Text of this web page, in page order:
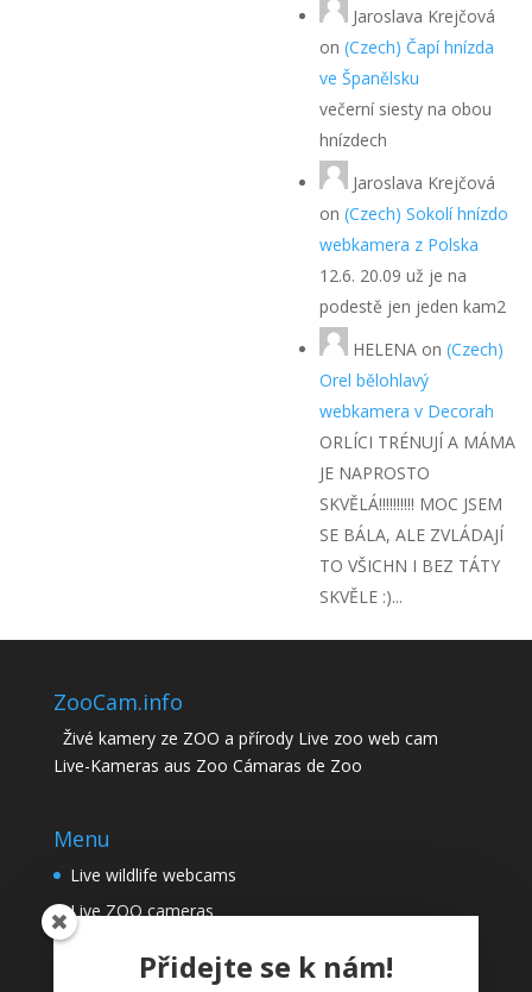
Jaroslava Krejčová
on(Czech) Čapí hnízda
ve Španělsku
večerní siesty na obou
hnízdech
Jaroslava Krejčová
on(Czech) Sokolí hnízdo
webkamera z Polska
12.6. 20.09 už je na
podestě jen jeden kam2
HELENA on(Czech)
Orel bělohlavý
webkamera v Decorah
ORLÍCI TRÉNUJÍ A MÁMA
JE NAPROSTO
SKVĚLÁ!!!!!!!!!! MOC JSEM
SE BÁLA, ALE ZVLÁDAJÍ
TO VŠICHN I BEZ TÁTY
SKVĚLE :)...
ZooCam.info
Živé kamery ze ZOO a přírody Live zoo web cam
Live-Kameras aus Zoo Cámaras de Zoo
Menu
Live wildlife webcams
Live ZOO cameras
Documentary films
Landscape webcams
Přidejte se k nám!